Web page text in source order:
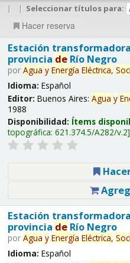
| | Seleccionar títulos para:
Hacer reserva
Estación
provincia deRío Negro
por Agua y Energía Eléctrica,
Idioma: Español
Editor: Buenos Aires: Agua y
1988
Disponibilidad: Ítems
topográfica: 621.374.5/A282/v.2
Estación
provincia deRío Negro
por Agua y Energía Eléctrica,
Idioma: Español